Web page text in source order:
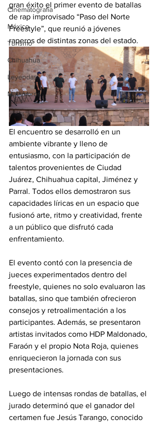
Cinematografía
México
Turismo
Chihuahua
Leyendas
Matamoros
gran éxito el primer evento de batallas
de rap improvisado “Paso del Norte
Freestyle”, que reunió a jóvenes
raperos de distintas zonas del estado.
El encuentro se desarrolló en un
ambiente vibrante y lleno de
entusiasmo, con la participación de
talentos provenientes de Ciudad
Juárez, Chihuahua capital, Jiménez y
Parral. Todos ellos demostraron sus
capacidades líricas en un espacio que
fusionó arte, ritmo y creatividad, frente
a un público que disfrutó cada
enfrentamiento.
El evento contó con la presencia de
jueces experimentados dentro del
freestyle, quienes no solo evaluaron las
batallas, sino que también ofrecieron
consejos y retroalimentación a los
participantes. Además, se presentaron
artistas invitados como HDP Maldonado,
Faraón y el propio Nota Roja, quienes
enriquecieron la jornada con sus
presentaciones.
Luego de intensas rondas de batallas, el
jurado determinó que el ganador del
certamen fue Jesús Tarango, conocido